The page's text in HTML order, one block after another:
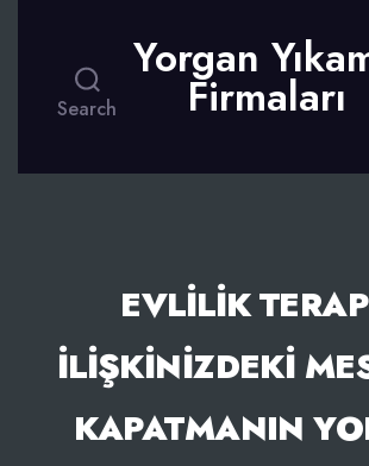
Search
Yorgan
Firmaları
EVLILIK
İLIŞKINIZDEKI
KAPATMANIN